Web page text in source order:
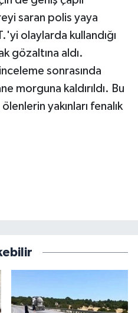
saran polis yaya
olaylarda kullandığı
gözaltına aldı.
sonrasında
morguna kaldırıldı. Bu
yakınları fenalık